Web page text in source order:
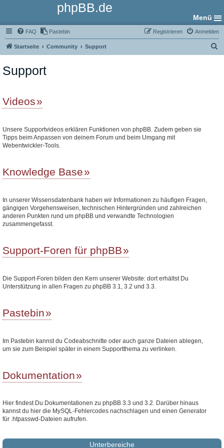
phpBB.de
Menü
FAQ Pastebin Anmelden
Registrieren
Startseite Community Support
Support
Videos
Unsere Supportvideos erklären Funktionen von phpBB. Zudem geben sie
Tipps beim Anpassen von deinem Forum und beim Umgang mit
Webentwickler-Tools.
Knowledge Base
In unserer Wissensdatenbank haben wir Informationen zu häufigen Fragen,
gängigen Vorgehensweisen, technischen Hintergründen und zahlreichen
anderen Punkten rund um phpBB und verwandte Technologien
zusammengefasst.
Support-Foren für phpBB
Die Support-Foren bilden den Kern unserer Website: dort erhältst Du
Unterstützung in allen Fragen zu phpBB 3.1, 3.2 und 3.3.
Pastebin
Im Pastebin kannst du Codeabschnitte oder auch ganze Dateien ablegen,
um sie zum Beispiel später in einem Supportthema zu verlinken.
Dokumentation
Hier findest Du Dokumentationen zu phpBB 3.3 und 3.2. Darüber hinaus
kannst du hier die MySQL-Fehlercodes nachschlagen und einen Generator
für .htpasswd-Dateien aufrufen.
Unterbereiche